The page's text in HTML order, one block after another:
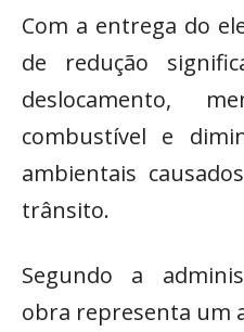
Com a entrega do
de redução
deslocamento,
combustível e
ambientais
trânsito.
Segundo a
obra representa um